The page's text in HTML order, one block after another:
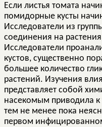
Если листья томата
помидорные кусты
Исследователи из
соединения на
Исследователи
кустов, существенно
большее количество
растений. Изучения
представляет собой
насекомым приводила к
тем не менее пока
первом